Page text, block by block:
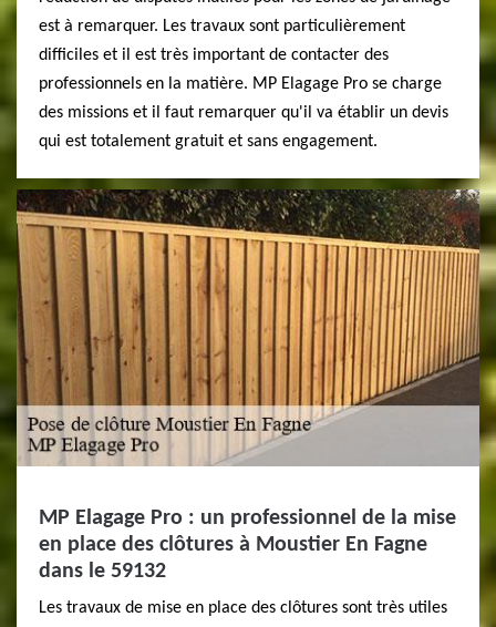
est à remarquer. Les travaux sont particulièrement
difficiles et il est très important de contacter des
professionnels en la matière. MP Elagage Pro se charge
des missions et il faut remarquer qu'il va établir un devis
qui est totalement gratuit et sans engagement.
MP Elagage Pro : un professionnel de la mise
en place des clôtures à Moustier En Fagne
dans le 59132
Les travaux de mise en place des clôtures sont très utiles